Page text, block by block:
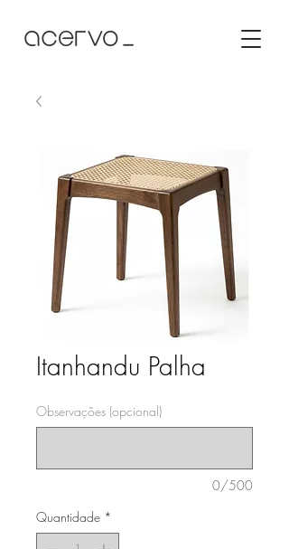
Itanhandu Palha
Observações (opcional)
0/500
Quantidade *